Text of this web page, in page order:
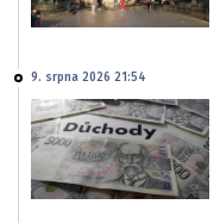
9. srpna 2026 21:54